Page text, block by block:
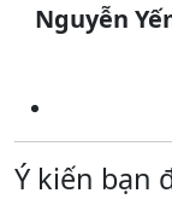
Nguyễn
Ý kiến bạn